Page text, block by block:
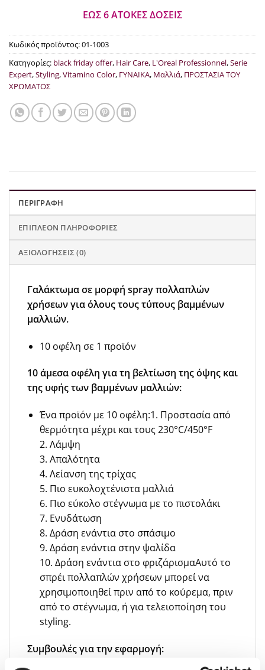
ΕΩΣ 6 ΑΤΟΚΕΣ ΔΟΣΕΙΣ
Κωδικός προϊόντος:01-1003
Κατηγορίες: black friday offer, Hair Care, L'Oreal Professionnel,Serie
Expert,Styling,Vitamino Color, ΓΥΝΑΙΚΑ, Μαλλιά, ΠΡΟΣΤΑΣΙΑ ΤΟΥ
ΧΡΩΜΑΤΟΣ
ΠΕΡΙΓΡΑΦΉ
ΕΠΙΠΛΈΟΝ ΠΛΗΡΟΦΟΡΊΕΣ
ΑΞΙΟΛΟΓΉΣΕΙΣ (0)
Γαλάκτωμα σε μορφή spray πολλαπλών
χρήσεων για όλους τους τύπους βαμμένων
μαλλιών.
10 οφέλη σε 1 προϊόν
10 άμεσα οφέλη για τη βελτίωση της όψης και
της υφής των βαμμένων μαλλιών:
Ένα προϊόν με 10 οφέλη:1. Προστασία από
θερμότητα μέχρι και τους 230°C/450°F
2. Λάμψη
3. Απαλότητα
4. Λείανση της τρίχας
5. Πιο ευκολοχτένιστα μαλλιά
6. Πιο εύκολο στέγνωμα με το πιστολάκι
7. Ενυδάτωση
8. Δράση ενάντια στο σπάσιμο
9. Δράση ενάντια στην ψαλίδα
10. Δράση ενάντια στο φριζάρισμαΑυτό το
σπρέι πολλαπλών χρήσεων μπορεί να
χρησιμοποιηθεί πριν από το κούρεμα, πριν
από το στέγνωμα, ή για τελειοποίηση του
styling.
Συμβουλές για την εφαρμογή: